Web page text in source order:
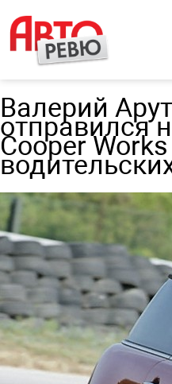
Валерий
отправился
Cooper